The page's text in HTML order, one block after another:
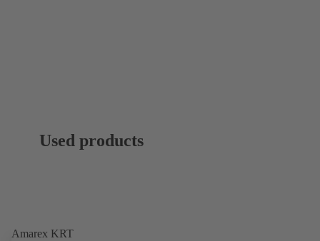
Used products
Amarex KRT